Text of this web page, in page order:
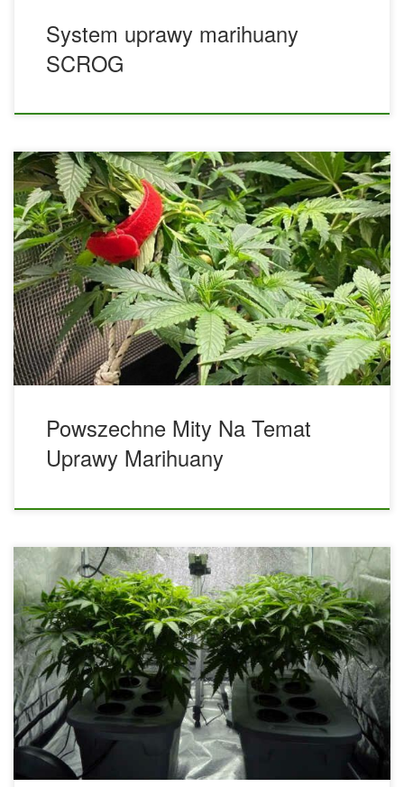
System uprawy marihuany
SCROG
Obalamy powszechne mity na temat uprawy marihuany: Co
musisz wiedzieć! W ciągle rozwijającym się świecie uprawy
konopi mity wyrastają jak chwasty. Niezależnie od tego, czy
jesteś nowicjuszem z zielonymi kciukami, czy
doświadczonym hodowcą, prawdopodobnie słyszałeś
niektóre z najpopularniejszych opowieści o uprawie trawki.
Od nadmiaru składników odżywczych po pąki nasączone
sokiem owocowym, te mity mogą zaprowadzić cię na złą
ścieżkę ogrodową. […]
Powszechne Mity Na Temat
Uprawy Marihuany
Dużo rozmawialiśmy o zawiłościach uprawy w glebie – jak
przygotować glebę, kiedy podlewać rośliny, dlaczego
sadzenie roślin towarzyszących świetnie sprawdzi się do
zwalczania szkodników – ale jednym z tematów, których nie
poruszyliśmy, jest alternatywna metoda uprawy, zwana
hydroponika. Ta oparta na wodzie praktyka kultywacji jest
świetna z wielu powodów i nie jest tak onieśmielająca, jak
się to wydaje. Co to […]